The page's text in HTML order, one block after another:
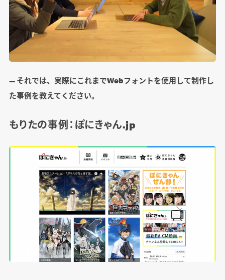
― それでは、実際にこれまでWebフォントを使用して制作し
た事例を教えてください。
もりたの事例：ぽにきゃん.jp